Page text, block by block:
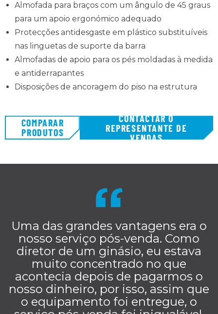
Almofada para braços com um ângulo de 45 graus
para um apoio ergonómico adequado
Protecções antidesgaste em plástico substituíveis
nas linguetas de suporte da barra
Almofadas de apoio para os pés moldadas à medida
e antiderrapantes
Disposições de ancoragem do piso na estrutura
COMPARAR
PRODUTOS
CONTACTAR O
REPRESENTANTE DE
VENDAS
Uma das grandes vantagens era o
nosso serviço pós-venda. Como
diretor de um ginásio, eu estava
muito concentrado no que
acontecia depois de pagarmos o
nosso dinheiro, por isso, assim que
o equipamento foi entregue, o